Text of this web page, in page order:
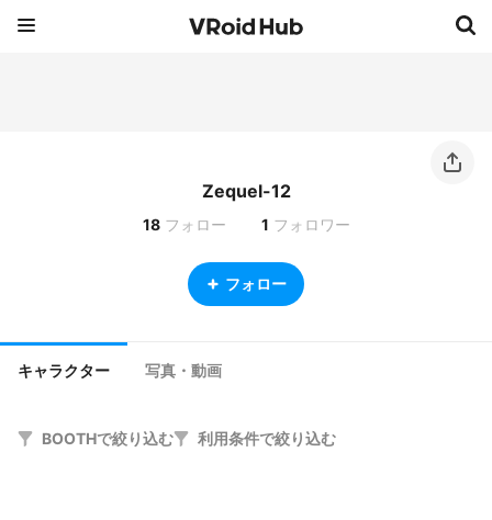
Zequel-12
18 フォロー 1 フォロワー
フォロー
キャラクター 写真・動画
BOOTHで絞り込む 利用条件で絞り込む